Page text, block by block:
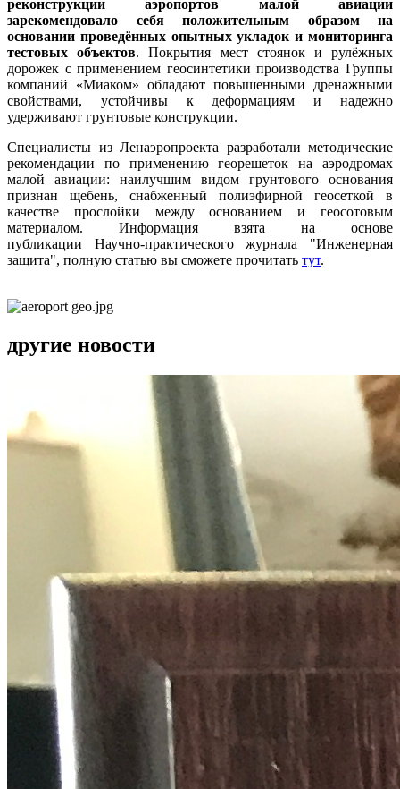
реконструкции аэропортов малой авиации
зарекомендовало себя положительным образом на
основании проведённых опытных укладок и мониторинга
тестовых объектов. Покрытия мест стоянок и рулёжных
дорожек с применением геосинтетики производства Группы
компаний «Миаком» обладают повышенными дренажными
свойствами, устойчивы к деформациям и надежно
удерживают грунтовые конструкции.
Специалисты из Ленаэропроекта разработали методические
рекомендации по применению георешеток на аэродромах
малой авиации: наилучшим видом грунтового основания
признан щебень, снабженный полиэфирной геосеткой в
качестве прослойки между основанием и геосотовым
материалом. Информация взята на основе
публикации Научно-практического журнала "Инженерная
защита", полную статью вы сможете прочитать тут.
другие новости